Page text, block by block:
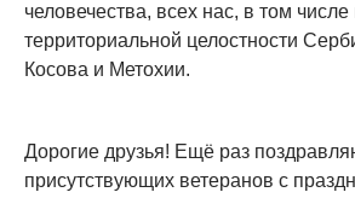
человечества, всех нас, в том
территориальной целостности
Косова и Метохии.
Дорогие друзья! Ещё раз
присутствующих ветеранов с